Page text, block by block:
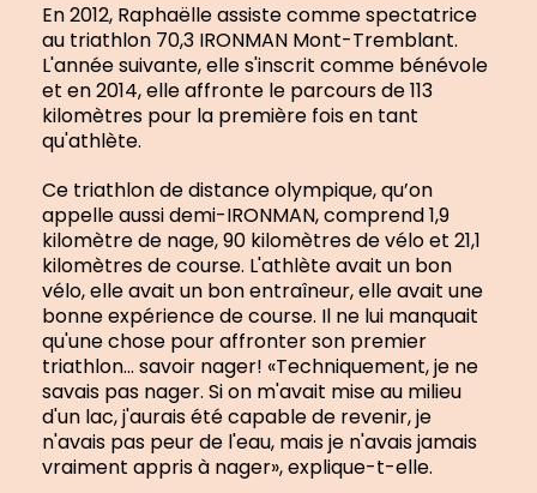
En 2012, Raphaëlle assiste comme spectatrice
au triathlon 70,3 IRONMAN Mont-Tremblant.
L'année suivante, elle s'inscrit comme bénévole
et en 2014, elle affronte le parcours de 113
kilomètres pour la première fois en tant
qu'athlète.
Ce triathlon de distance olympique, qu’on
appelle aussi demi-IRONMAN, comprend 1,9
kilomètre de nage, 90 kilomètres de vélo et 21,1
kilomètres de course. L'athlète avait un bon
vélo, elle avait un bon entraîneur, elle avait une
bonne expérience de course. Il ne lui manquait
qu'une chose pour affronter son premier
triathlon… savoir nager! «Techniquement, je ne
savais pas nager. Si on m'avait mise au milieu
d'un lac, j'aurais été capable de revenir, je
n'avais pas peur de l'eau, mais je n'avais jamais
vraiment appris à nager», explique-t-elle.